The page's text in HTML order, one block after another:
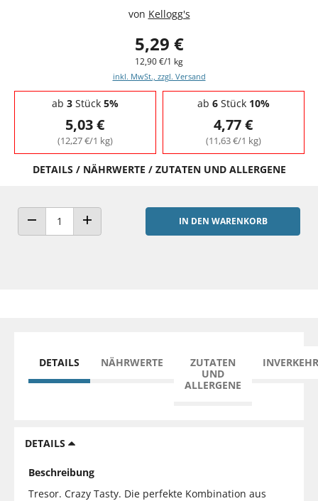
von Kellogg's
5,29 €
12,90 €/1 kg
inkl. MwSt., zzgl. Versand
Staffelpreise - Mengenrabatt
ab 3Stück 5%
5,03 €
(12,27 €/1 kg)
ab 6Stück 10%
4,77 €
(11,63 €/1 kg)
DETAILS / NÄHRWERTE / ZUTATEN UND ALLERGENE
ANZAHL VERRINGERNANZAHL ERHÖHEN
IN DEN WARENKORB
DETAILS NÄHRWERTE
ZUTATEN
UND
ALLERGENE
DETAILS
Beschreibung
Tresor. Crazy Tasty. Die perfekte Kombination aus